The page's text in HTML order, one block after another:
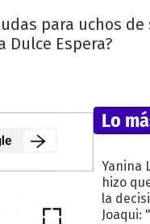
para uchos
Dulce Espera?
Lo
Yanina
hizo
la
Joaqui: